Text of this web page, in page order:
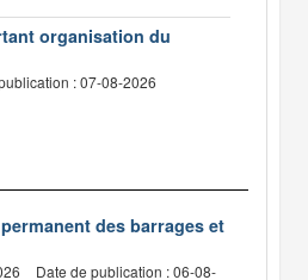
organisation du
: 07-08-2026
des barrages et
Date de publication : 06-08-